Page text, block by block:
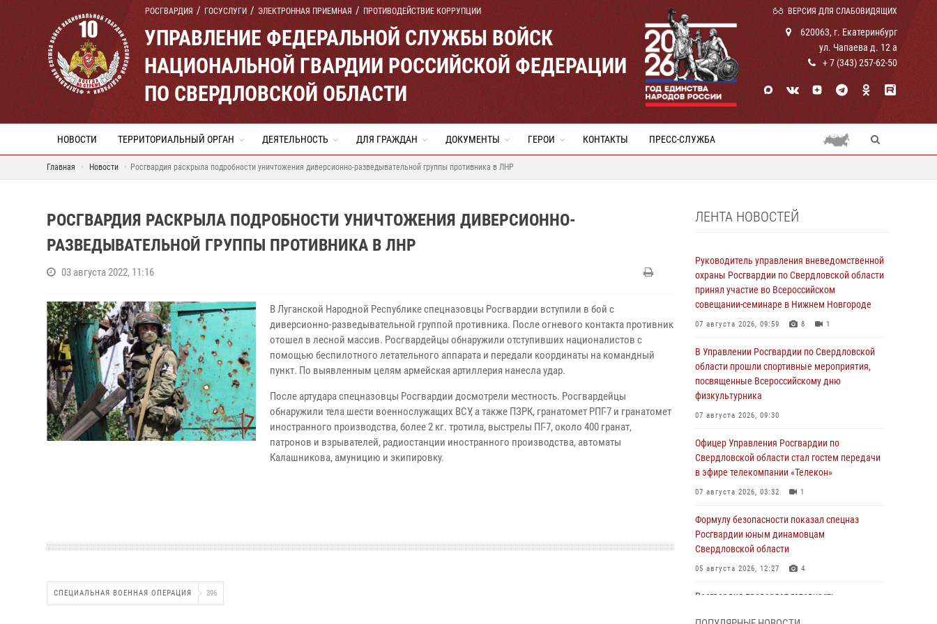
РОСГВАРДИЯ ГОСУСЛУГИ ЭЛЕКТРОННАЯ ПРИЕМНАЯ ПРОТИВОДЕЙСТВИЕ КОРРУПЦИИ ВЕРСИЯ ДЛЯ СЛАБОВИДЯЩИХ
УПРАВЛЕНИЕ ФЕДЕРАЛЬНОЙ СЛУЖБЫ ВОЙСК
НАЦИОНАЛЬНОЙ ГВАРДИИ РОССИЙСКОЙ ФЕДЕРАЦИИ
ПО СВЕРДЛОВСКОЙ ОБЛАСТИ
620063, г. Екатеринбург
ул. Чапаева д. 12 а
+ 7 (343) 257-62-50
НОВОСТИ ТЕРРИТОРИАЛЬНЫЙ ОРГАН ДЕЯТЕЛЬНОСТЬ ДЛЯ ГРАЖДАН ДОКУМЕНТЫ ГЕРОИ КОНТАКТЫ ПРЕСС-СЛУЖБА
Главная Новости Росгвардия раскрыла подробности уничтожения диверсионно-разведывательной группы противника в ЛНР
РОСГВАРДИЯ РАСКРЫЛА ПОДРОБНОСТИ УНИЧТОЖЕНИЯ ДИВЕРСИОННО-
РАЗВЕДЫВАТЕЛЬНОЙ ГРУППЫ ПРОТИВНИКА В ЛНР
03 августа 2022, 11:16
В Луганской Народной Республике спецназовцы Росгвардии вступили в бой с
диверсионно-разведывательной группой противника. После огневого контакта противник
отошел в лесной массив. Росгвардейцы обнаружили отступивших националистов с
помощью беспилотного летательного аппарата и передали координаты на командный
пункт. По выявленным целям армейская артиллерия нанесла удар.
После артудара спецназовцы Росгвардии досмотрели местность. Росгвардейцы
обнаружили тела шести военнослужащих ВСУ, а также ПЗРК, гранатомет РПГ-7 и гранатомет
иностранного производства, более 2 кг. тротила, выстрелы ПГ-7, около 400 гранат,
патронов и взрывателей, радиостанции иностранного производства, автоматы
Калашникова, амуницию и экипировку.
СПЕЦИАЛЬНАЯ ВОЕННАЯ ОПЕРАЦИЯ 396
ЛЕНТА НОВОСТЕЙ
Руководитель управления вневедомственной
охраны Росгвардии по Свердловской области
принял участие во Всероссийском
совещании-семинаре в Нижнем Новгороде
07 августа 2026, 09:59 8 1
В Управлении Росгвардии по Свердловской
области прошли спортивные мероприятия,
посвященные Всероссийскому дню
физкультурника
07 августа 2026, 09:30
Офицер Управления Росгвардии по
Свердловской области стал гостем передачи
в эфире телекомпании «Телекон»
07 августа 2026, 03:32 1
Формулу безопасности показал спецназ
Росгвардии юным динамовцам
Свердловской области
05 августа 2026, 12:27 4
Росгвардия проверяет готовность